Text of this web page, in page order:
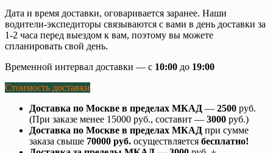
Дата и время доставки, оговаривается заранее. Наши
водители-экспедиторы связываются с вами в день доставки за
1-2 часа перед выездом к вам, поэтому вы можете
спланировать свой день.
Временной интервал доставки — с 10:00 до 19:00
Стоимость доставки
Доставка по Москве в пределах МКАД — 2500 руб.
(При заказе менее 15000 руб., составит — 3000 руб.)
Доставка по Москве в пределах МКАД при сумме
заказа свыше 70000 руб. осуществляется бесплатно!